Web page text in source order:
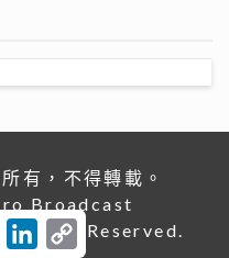
有，不得轉載。
Broadcast
right Reserved.
M
e
L
C
o